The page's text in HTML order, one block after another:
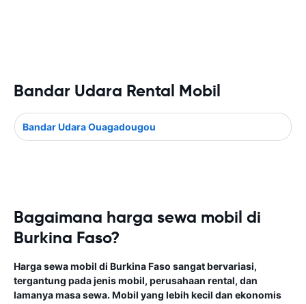
Bandar Udara Rental Mobil
Bandar Udara Ouagadougou
Bagaimana harga sewa mobil di
Burkina Faso?
Harga sewa mobil di Burkina Faso sangat bervariasi,
tergantung pada jenis mobil, perusahaan rental, dan
lamanya masa sewa. Mobil yang lebih kecil dan ekonomis